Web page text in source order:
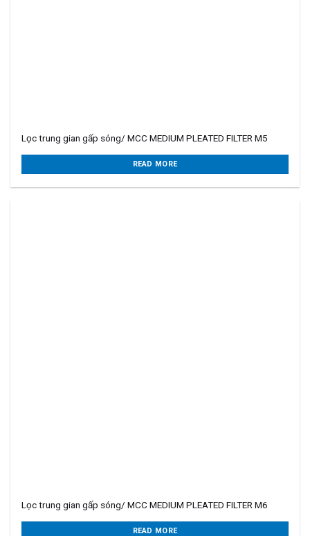
Lọc trung gian gấp sóng/ MCC MEDIUM PLEATED FILTER M5
READ MORE
Lọc trung gian gấp sóng/ MCC MEDIUM PLEATED FILTER M6
READ MORE